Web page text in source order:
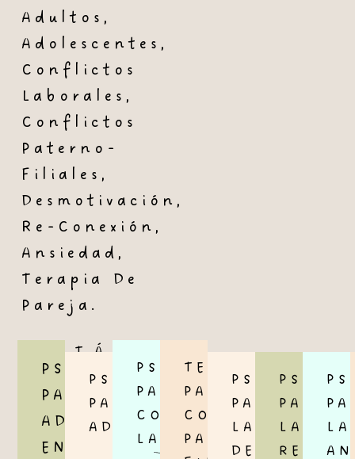
Adultos,
Adolescentes,
Conflictos
Laborales,
Conflictos
Paterno-
Filiales,
Desmotivación,
Re-Conexión,
Ansiedad,
Terapia De
Pareja.
¿ESTÁS
EN
TU
MOMENTO
DE...?
PSICÓLOGO
PARA
ADULTOS
EN
PSICÓLOGOS
PARA
ADOLESCENTES
PSICÓLOGO
PARA
CONFLICTOS
LABORALES
TERAPIA
PARA
CONFLICTOS
PATERNO-
PSICÓLOGO
PARA
LA
PARA
LA
RE-
LA